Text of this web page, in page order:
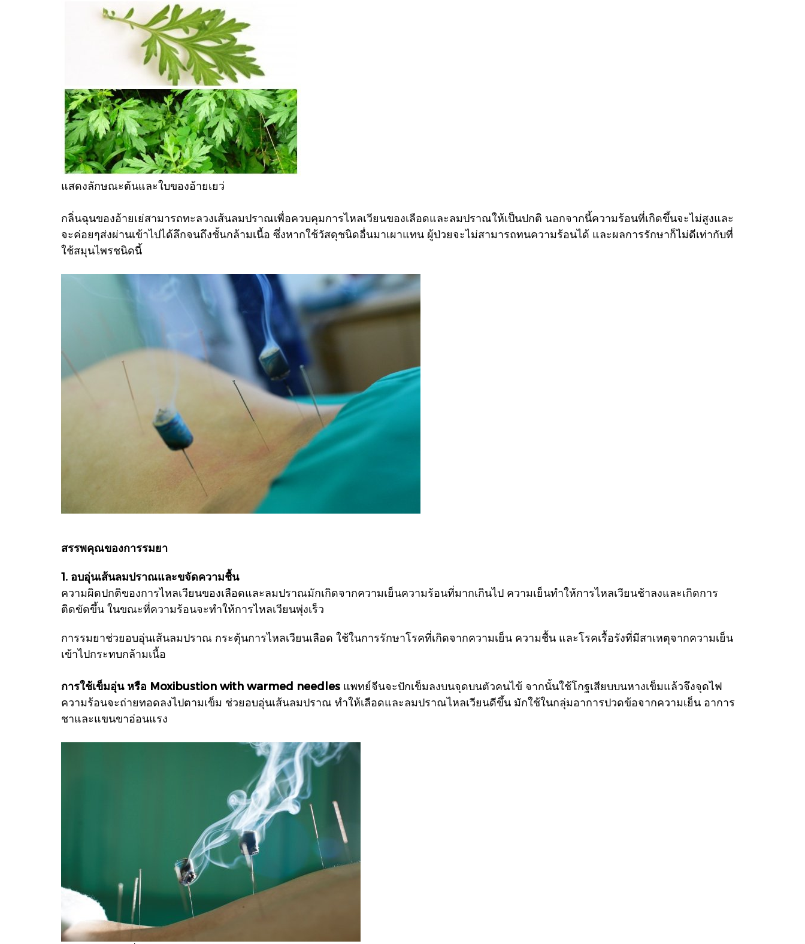
แสดงลักษณะต้นและใบของอ้ายเยว่
กลิ่นฉุนของอ้ายเย่สามารถทะลวงเส้นลมปราณเพื่อควบคุมการไหลเวียนของเลือดและลมปราณให้เป็นปกติ นอกจากนี้ความร้อนที่เกิดขึ้นจะไม่สูงและ
จะค่อยๆส่งผ่านเข้าไปได้ลึกจนถึงชั้นกล้ามเนื้อ ซึ่งหากใช้วัสดุชนิดอื่นมาเผาแทน ผู้ป่วยจะไม่สามารถทนความร้อนได้ และผลการรักษาก็ไม่ดีเท่ากับที่
ใช้สมุนไพรชนิดนี้
สรรพคุณของการรมยา
1. อบอุ่นเส้นลมปราณและขจัดความชื้น
ความผิดปกติของการไหลเวียนของเลือดและลมปราณมักเกิดจากความเย็นความร้อนที่มากเกินไป ความเย็นทำให้การไหลเวียนช้าลงและเกิดการ
ติดขัดขึ้น ในขณะที่ความร้อนจะทำให้การไหลเวียนพุ่งเร็ว
การรมยาช่วยอบอุ่นเส้นลมปราณ กระตุ้นการไหลเวียนเลือด ใช้ในการรักษาโรคที่เกิดจากความเย็น ความชื้น และโรคเรื้อรังที่มีสาเหตุจากความเย็น
เข้าไปกระทบกล้ามเนื้อ
การใช้เข็มอุ่น หรือ Moxibustion with warmed needles แพทย์จีนจะปักเข็มลงบนจุดบนตัวคนไข้ จากนั้นใช้โกฐเสียบบนหางเข็มแล้วจึงจุดไฟ
ความร้อนจะถ่ายทอดลงไปตามเข็ม ช่วยอบอุ่นเส้นลมปราณ ทำให้เลือดและลมปราณไหลเวียนดีขึ้น มักใช้ในกลุ่มอาการปวดข้อจากความเย็น อาการ
ชาและแขนขาอ่อนแรง